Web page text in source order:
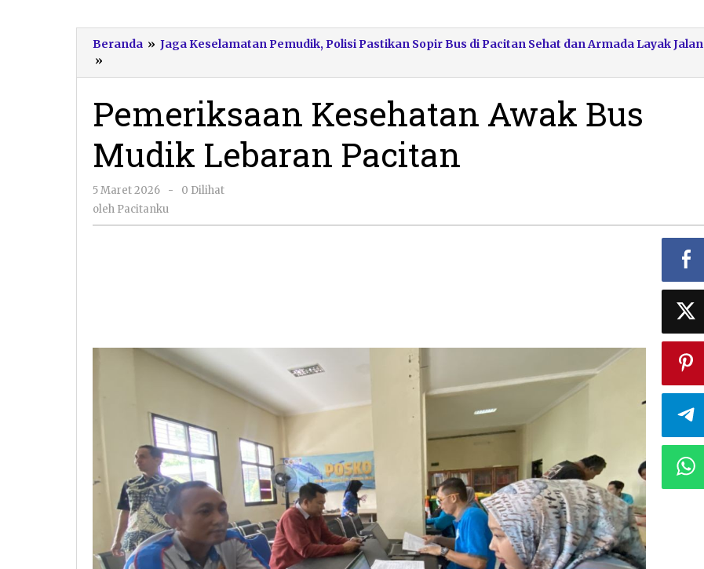
Beranda » Jaga Keselamatan Pemudik, Polisi Pastikan Sopir Bus di Pacitan Sehat dan Armada Layak Jalan
»
Kesehatan
Bus
Mudik
Lebaran
Pacitan
Pemeriksaan Kesehatan Awak Bus
Mudik Lebaran Pacitan
5 Maret 2026
oleh
Pacitanku
-
0 Dilihat
oleh Pacitanku